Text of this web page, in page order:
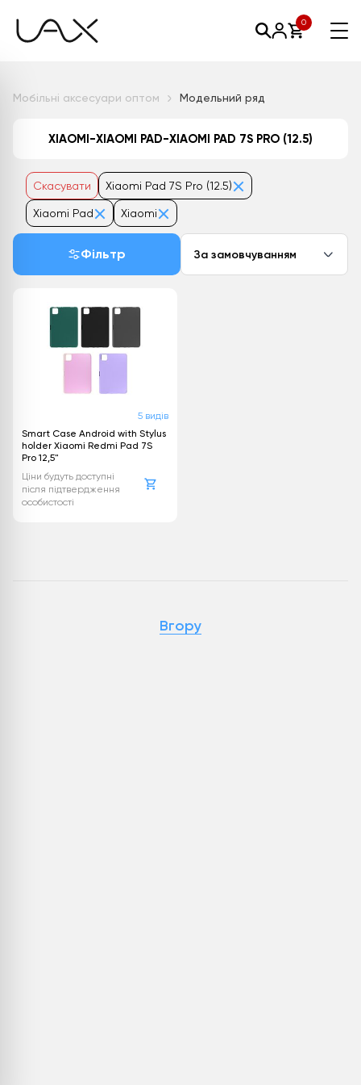
0
Мобільні аксесуари оптом Модельний ряд
XIAOMI-XIAOMI PAD-XIAOMI PAD 7S PRO (12.5)
Скасувати Xiaomi Pad 7S Pro (12.5)
Xiaomi Pad Xiaomi
Фільтр За замовчуванням
5 видів
Smart Case Android with Stylus
holder Xiaomi Redmi Pad 7S
Pro 12,5"
Ціни будуть доступні
після підтвердження
особистості
Вгору